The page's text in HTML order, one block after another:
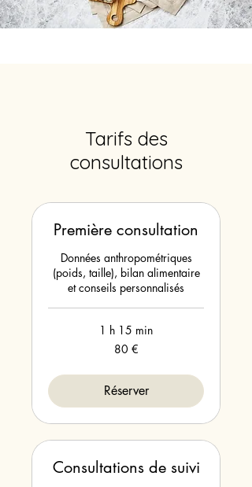
Tarifs des
consultations
Première consultation
Données anthropométriques
(poids, taille), bilan alimentaire
et conseils personnalisés
1 h 15 min
80 €
Réserver
Consultations de suivi